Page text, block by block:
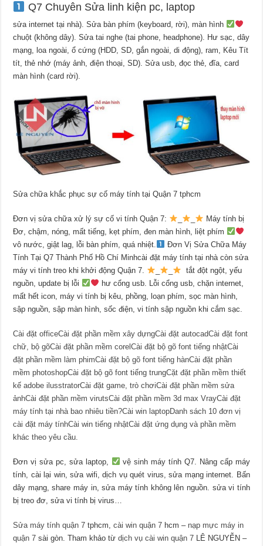
Q7 Chuyên Sửa linh kiện pc, laptop
sửa internet tại nhà). Sửa bàn phím (keyboard, rời), màn hình
chuột (không dây). Sửa tai nghe (tai phone, headphone). Hư sạc, dây
mạng, loa ngoài, ổ cứng (HDD, SD, gắn ngoài, di động), ram, Kêu Tít
tít, thẻ nhớ (máy ảnh, điện thoại, SD). Sửa usb, đọc thẻ, đĩa, card
màn hình (card rời).
Sửa chữa khắc phục sự cố máy tính tại Quận 7 tphcm
Đơn vị sửa chữa xử lý sự cố vi tính Quận 7:
Máy tính bị
Đơ, chậm, nóng, mất tiếng, kẹt phím, đen màn hình, liệt phím
vô nước, giật lag, lỗi bàn phím, quá nhiệt.
Đơn Vị Sửa Chữa Máy
Tính Tại Q7 Thành Phố Hồ Chí Minhcài đặt máy tính tại nhà còn sửa
máy vi tính treo khi khởi động Quận 7.
tắt đột ngột, yếu
nguồn, update bị lỗi
hư cổng usb. Lỗi cổng usb, chặn internet,
mất hết icon, máy vi tính bị kêu, phồng, loạn phím, sọc màn hình,
sập nguồn, sập màn hình, sốc điện, vi tính sập nguồn khi cắm sạc.
Cài đặt officeCài đặt phần mềm xây dựngCài đặt autocadCài đặt font
chữ, bộ gõCài đặt phần mềm corelCài đặt bộ gõ font tiếng nhậtCài
đặt phần mềm làm phimCài đặt bộ gõ font tiếng hànCài đặt phần
mềm photoshopCài đặt bộ gõ font tiếng trungCặt đặt phần mềm thiết
kế adobe ilusstratorCài đặt game, trò chơiCài đặt phần mềm sửa
ảnhCài đặt phần mềm virutsCài đặt phần mềm 3d max VrayCài đặt
máy tính tại nhà bao nhiêu tiền?Cài win laptopDanh sách 10 đơn vị
cài đặt máy tínhCài win tiếng nhậtCài đặt ứng dụng và phần mềm
khác theo yêu cầu.
Đơn vị sửa pc, sửa laptop,
vệ sinh máy tính Q7. Nâng cấp máy
tính, cài lại win, sửa wifi, dịch vụ quét virus, sửa mạng internet. Bấn
dây mạng, share máy in, sửa máy tính không lên nguồn. sửa vi tính
bị treo đơ, sửa vi tính bị virus…
Sửa máy tính quận 7 tphcm,cài win quận 7 hcm – nạp mực máy in
quận 7 sài gòn. Tham khảo từdịch vụ cài win quận 7 LÊ NGUYỄN –